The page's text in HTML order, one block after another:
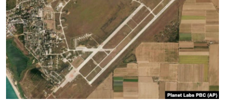
BLOGLAR
FİKİR
Русский
Українською
QOŞULIÑIZ!